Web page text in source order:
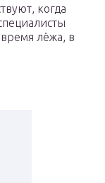
когда
лёжа, в